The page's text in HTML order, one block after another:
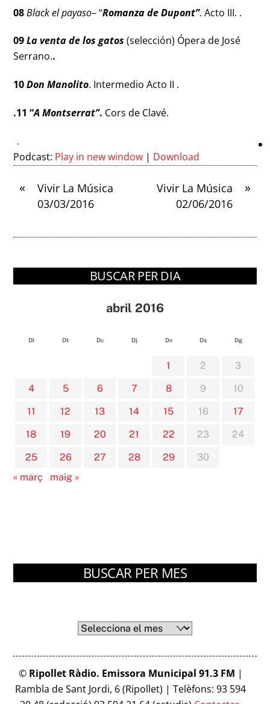
08 Black el payaso– “Romanza de Dupont”. Acto III. .
09 La venta de los gatos (selección) Ópera de José
Serrano..
10Don Manolito. Intermedio Acto II .
.11 “A Montserrat”. Cors de Clavé.
Podcast: Play in new window | Download
«
Vivir La Música
03/03/2016
»
Vivir La Música
02/06/2016
BUSCAR PER DIA
abril 2016
Dl Dt Dc Dj Dv Ds Dg
1 2
3
4
5 6 7 8 9
10
11
12 13 14 15 16
17
18
19 20 21 22 23
24
25
26 27 28 29
30
« març
maig »
BUSCAR PER MES
Arxius
© Ripollet Ràdio. Emissora Municipal 91.3 FM |
Rambla de Sant Jordi, 6 (Ripollet) | Telèfons: 93 594